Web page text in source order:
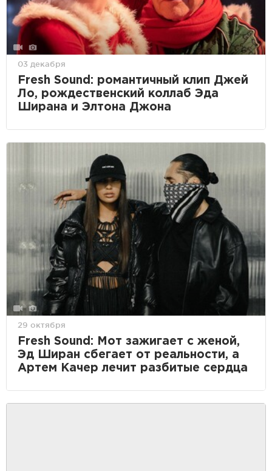
03 декабря
Fresh Sound: романтичный клип Джей
Ло, рождественский коллаб Эда
Ширана и Элтона Джона
29 октября
Fresh Sound: Мот зажигает с женой,
Эд Ширан сбегает от реальности, а
Артем Качер лечит разбитые сердца